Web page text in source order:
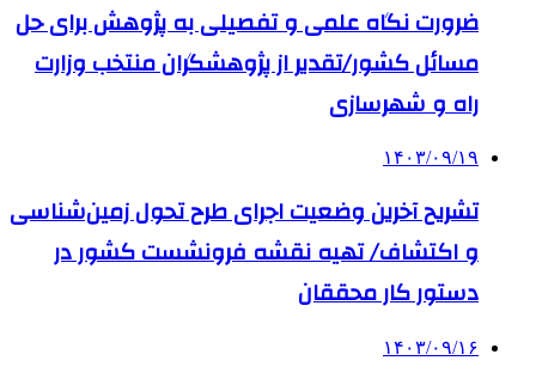
ضرورت نگاه علمی و تفصیلی به پژوهش برای حل
مسائل کشور/تقدیر از پژوهشگران منتخب وزارت
راه و شهرسازی
۱۴۰۳/۰۹/۱۹
تشریح آخرین وضعیت اجرای طرح تحول زمین‌شناسی
و اکتشاف/ تهیه نقشه فرونشست کشور در
دستور کار محققان
۱۴۰۳/۰۹/۱۶